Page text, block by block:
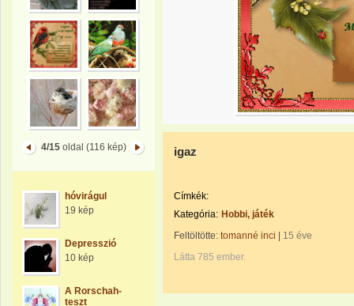
4/15 oldal (116 kép)
hóvirágul
19 kép
Depresszió
10 kép
A Rorschah-
teszt
igaz
Címkék:
Kategória: Hobbi, játék
Feltöltötte: tomanné inci
15 éve
Látta 785 ember.